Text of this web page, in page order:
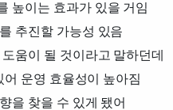
높이는 효과가 있을 거임
추진할 가능성 있음
움이 될 것이라고 말하던데
운영 효율성이 높아짐
을 찾을 수 있게 됐어